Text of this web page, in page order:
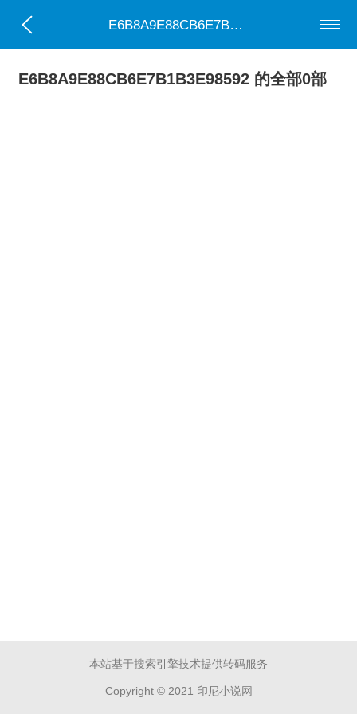
E6B8A9E88CB6E7B1B3E98592
E6B8A9E88CB6E7B1B3E98592 的全部0部
本站基于搜索引擎技术提供转码服务
Copyright © 2021 印尼小说网